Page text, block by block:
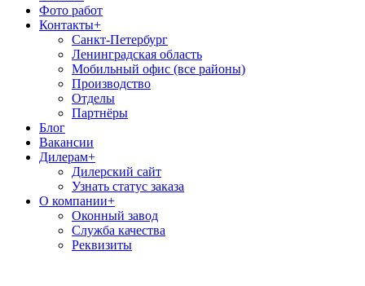
Фото работ
Контакты+
Санкт-Петербург
Ленинградская область
Мобильный офис (все районы)
Производство
Отделы
Партнёры
Блог
Вакансии
Дилерам+
Дилерский сайт
Узнать статус заказа
О компании+
Оконный завод
Служба качества
Реквизиты